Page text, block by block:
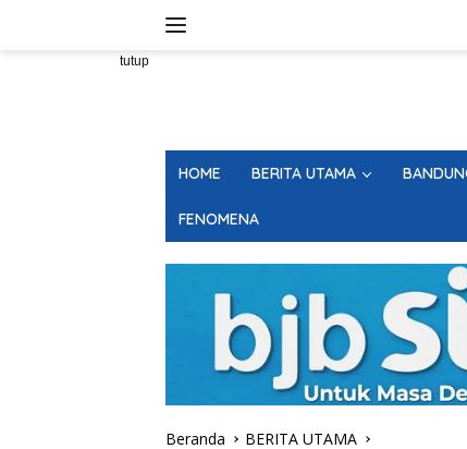
tutup
HOME BERITA UTAMA
FENOMENA
Beranda BERITA UTAMA